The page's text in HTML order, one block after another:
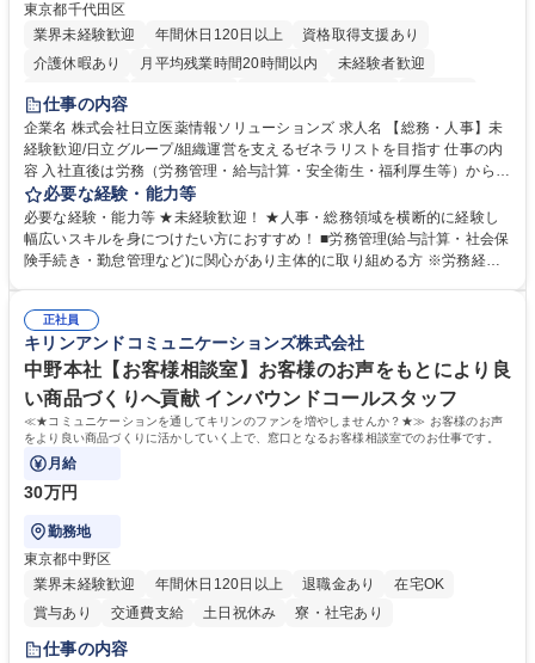
東京都千代田区
業界未経験歓迎
年間休日120日以上
資格取得支援あり
介護休暇あり
月平均残業時間20時間以内
未経験者歓迎
住宅手当あり
育休あり
完全週休2日制 交通費支給 土日祝休み 寮・社宅あり
仕事の内容
企業名 株式会社日立医薬情報ソリューションズ 求人名 【総務・人事】未
経験歓迎/日立グループ/組織運営を支えるゼネラリストを目指す 仕事の内
容 入社直後は労務（労務管理・給与計算・安全衛生・福利厚生等）からお
任せいたします。将来は総務・採用・教育業務へ守備範囲を広げ、組織運
営を支えるゼネラリストをめざせます。 ・初期業務：労働時間管理、給与
計算、社会保険対応、福利厚生管理、安全衛生、健康経営推進等をお任せ
します。ご経験に応じて、休職者管理など、幅広く経験を積んでいただき
幅広く経験を積みたい意欲がある方に最適な環境です。 募集職種 【総
務・人事】未経験歓迎/日立グループ/組織運営を支えるゼネラリストを目
指す
必要な経験・能力等
必要な経験・能力等 ★未経験歓迎！ ★人事・総務領域を横断的に経験し
幅広いスキルを身につけたい方におすすめ！ ■労務管理(給与計算・社会保
険手続き・勤怠管理など)に関心があり主体的に取り組める方 ※労務経験
のご経験 ■労務管理（給与計算・社会保険手続き・勤怠管理など）の経験
■衛生管理者の資格をお持ちの方 学歴・資格 学歴：大学院 大学 高専 短大
専修学校 高校 語学力： 資格：
正社員
キリンアンドコミュニケーションズ株式会社
中野本社【お客様相談室】お客様のお声をもとにより良
い商品づくりへ貢献 インバウンドコールスタッフ
≪★コミュニケーションを通してキリンのファンを増やしませんか？★≫ お客様のお声
をより良い商品づくりに活かしていく上で、窓口となるお客様相談室でのお仕事です。
月給
30万円
勤務地
東京都中野区
業界未経験歓迎
年間休日120日以上 退職金あり
在宅OK
賞与あり
交通費支給 土日祝休み 寮・社宅あり
仕事の内容